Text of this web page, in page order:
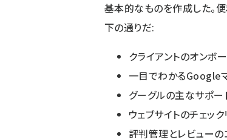
基本的なものを作成した。
下の通りだ:
クライアントのオンボ
一目でわかるGoogle
グーグルの主なサポー
ウェブサイトのチェック
評判管理とレビューの